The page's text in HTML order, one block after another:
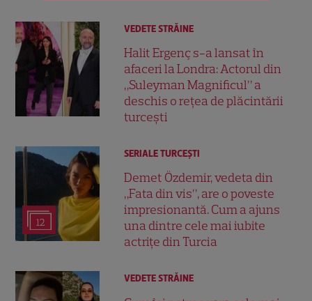
VEDETE STRĂINE
Halit Ergenç s-a lansat în
afaceri la Londra: Actorul din
„Suleyman Magnificul” a
deschis o rețea de plăcintării
turcești
12
SERIALE TURCEŞTI
Demet Özdemir, vedeta din
„Fata din vis”, are o poveste
impresionantă. Cum a ajuns
una dintre cele mai iubite
actrițe din Turcia
VEDETE STRĂINE